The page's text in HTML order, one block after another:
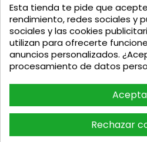
Los clientes que
también compraron:
Esta tienda te pide que
rendimiento, redes sociales y
sociales y las cookies
utilizan para ofrecerte
anuncios personalizados.
procesamiento de datos
Rechazar